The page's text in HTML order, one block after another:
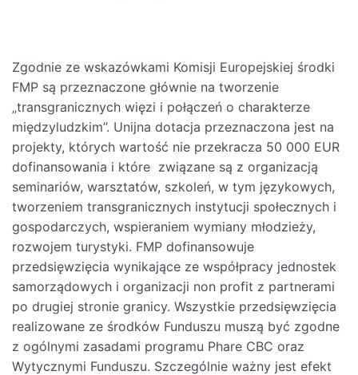
Zgodnie ze wskazówkami Komisji Europejskiej środki
FMP są przeznaczone głównie na tworzenie
„transgranicznych więzi i połączeń o charakterze
międzyludzkim”. Unijna dotacja przeznaczona jest na
projekty, których wartość nie przekracza 50 000 EUR
dofinansowania i które związane są z organizacją
seminariów, warsztatów, szkoleń, w tym językowych,
tworzeniem transgranicznych instytucji społecznych i
gospodarczych, wspieraniem wymiany młodzieży,
rozwojem turystyki. FMP dofinansowuje
przedsięwzięcia wynikające ze współpracy jednostek
samorządowych i organizacji non profit z partnerami
po drugiej stronie granicy. Wszystkie przedsięwzięcia
realizowane ze środków Funduszu muszą być zgodne
z ogólnymi zasadami programu Phare CBC oraz
Wytycznymi Funduszu. Szczególnie ważny jest efekt